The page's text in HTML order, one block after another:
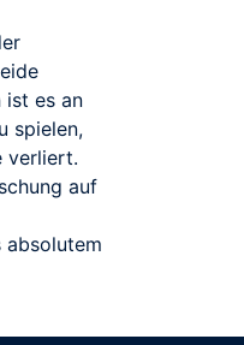
ist es an
spielen,
verliert.
auf
absolutem